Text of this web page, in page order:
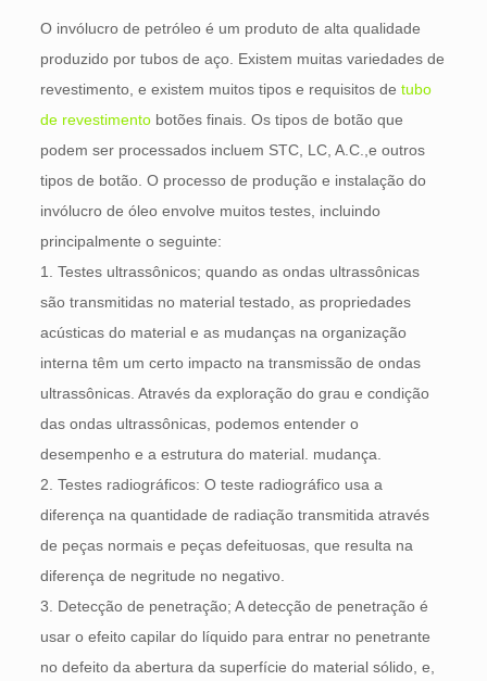
O invólucro de petróleo é um produto de alta qualidade
produzido por tubos de aço. Existem muitas variedades de
revestimento, e existem muitos tipos e requisitos de tubo
de revestimentobotões finais. Os tipos de botão que
podem ser processados ​​incluem STC, LC, A.C.,e outros
tipos de botão. O processo de produção e instalação do
invólucro de óleo envolve muitos testes, incluindo
principalmente o seguinte:
1. Testes ultrassônicos; quando as ondas ultrassônicas
são transmitidas no material testado, as propriedades
acústicas do material e as mudanças na organização
interna têm um certo impacto na transmissão de ondas
ultrassônicas. Através da exploração do grau e condição
das ondas ultrassônicas, podemos entender o
desempenho e a estrutura do material. mudança.
2. Testes radiográficos: O teste radiográfico usa a
diferença na quantidade de radiação transmitida através
de peças normais e peças defeituosas, que resulta na
diferença de negritude no negativo.
3. Detecção de penetração; A detecção de penetração é
usar o efeito capilar do líquido para entrar no penetrante
no defeito da abertura da superfície do material sólido, e,